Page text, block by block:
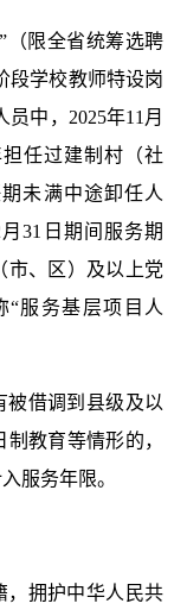
（限全省统筹选聘
段学校教师特设岗
中，2025年11月
任过建制村（社
未满中途卸任人
31日期间服务期
市、区）及以上党
“服务基层项目人
被借调到县级及以
教育等情形的，
服务年限。
，拥护中华人民共